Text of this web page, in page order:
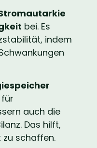
bei. Es
indem
auch die
Das hilft,
zu schaffen.